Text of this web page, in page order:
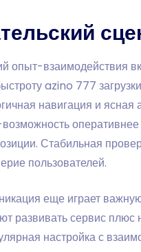
опыт-взаимодействия
azino 777
навигация и ясная
оперативнее
Стабильная
пользователей.
еще играет
развивать сервис плюс
настройка с